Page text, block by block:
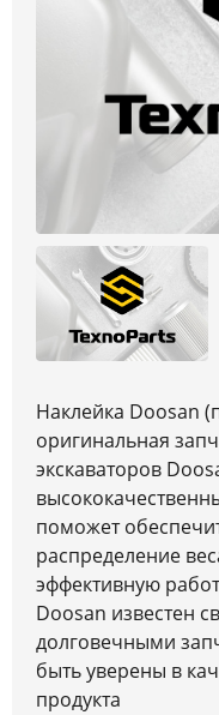
Наклейка Doosan
оригинальная
экскаваторов
поможет
распределение
эффективную
Doosan известен
долговечными
быть уверены в
продукта